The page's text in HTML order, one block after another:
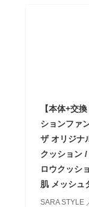
【本体+交
ションファ
ザ オリジナ
クッション
ロウクッシ
肌 メッシュ
SARA STYLE